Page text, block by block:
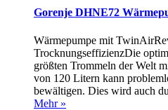
Gorenje DHNE72
Wärmepumpe mit
TrocknungseffizienzDie
größten Trommeln der Welt
von 120 Litern kann
bewältigen. Dies wird auch
Mehr »